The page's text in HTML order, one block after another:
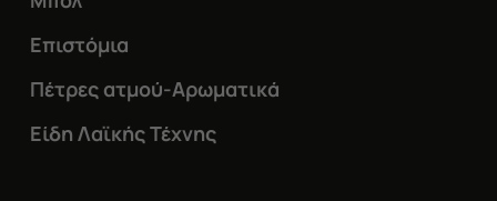
Επιστόμια
Πέτρες ατμού-Αρωματικά
Είδη Λαϊκής Τέχνης